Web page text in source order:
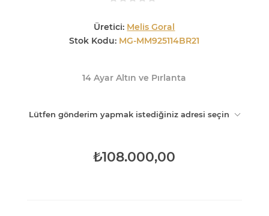
Üretici: Melis Goral
Stok Kodu: MG-MM925114BR21
14 Ayar Altın ve Pırlanta
Lütfen gönderim yapmak istediğiniz adresi seçin
₺108.000,00